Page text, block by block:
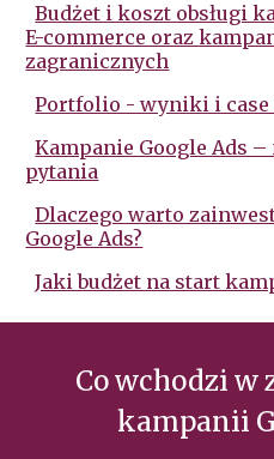
Budżet i koszt obsługi
E-commerce oraz
zagranicznych
Portfolio - wyniki i case
Kampanie Google Ads –
pytania
Dlaczego warto
Google Ads?
Jaki budżet na start
Co wchodzi w
kampanii